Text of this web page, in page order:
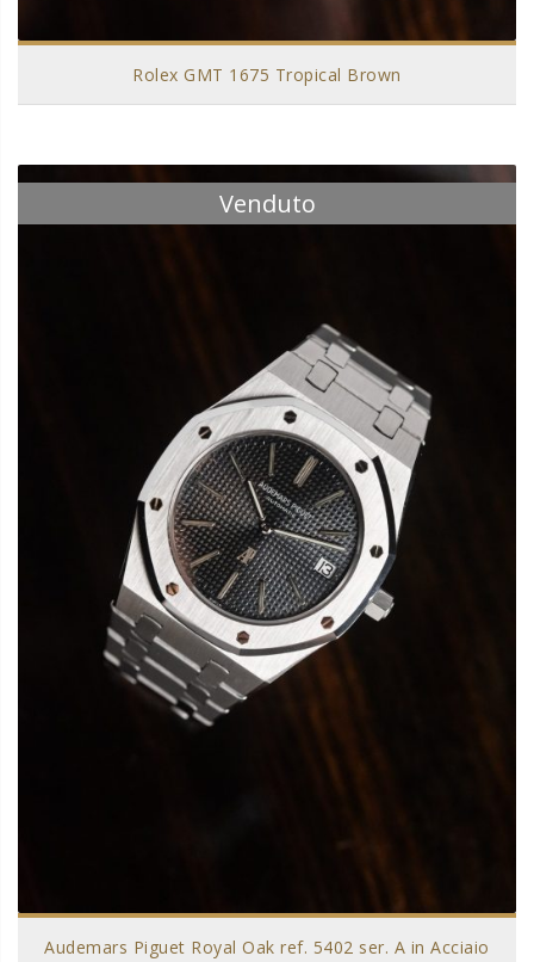
Rolex GMT 1675 Tropical Brown
Venduto
Audemars Piguet Royal Oak ref. 5402 ser. A in Acciaio